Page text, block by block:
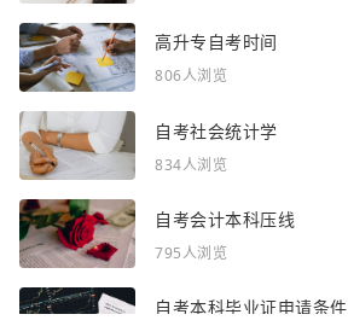
高升专自考时间
806人浏览
自考社会统计学
834人浏览
自考会计本科压线
795人浏览
自考本科毕业证申请条件